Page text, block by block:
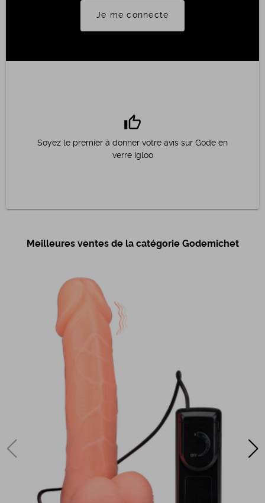
Je me connecte
thumb_up
Soyez le premier à donner votre avis sur Gode en
verre Igloo
Meilleures ventes de la catégorie Godemichet